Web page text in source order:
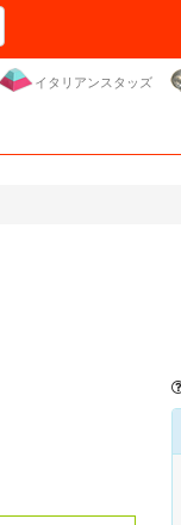
イタリアンスタッズ